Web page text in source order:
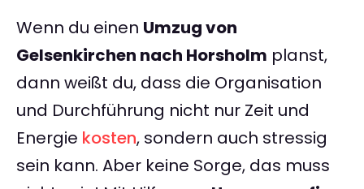
Wenn du einen Umzug von
Gelsenkirchen nach Horsholm planst,
dann weißt du, dass die Organisation
und Durchführung nicht nur Zeit und
Energie kosten, sondern auch stressig
sein kann. Aber keine Sorge, das muss